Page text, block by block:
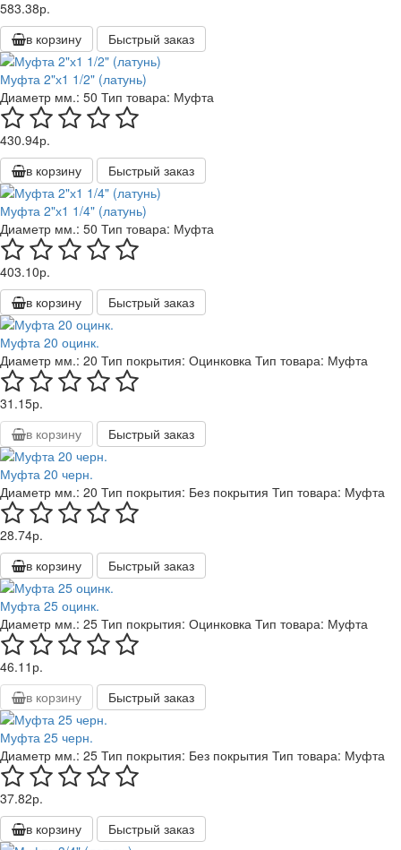
583.38р.
в корзину
Быстрый заказ
Муфта 2"х1 1/2" (латунь)
Диаметр мм.: 50 Тип товара: Муфта
430.94р.
в корзину
Быстрый заказ
Муфта 2"х1 1/4" (латунь)
Диаметр мм.: 50 Тип товара: Муфта
403.10р.
в корзину
Быстрый заказ
Муфта 20 оцинк.
Диаметр мм.: 20 Тип покрытия: Оцинковка Тип товара: Муфта
31.15р.
в корзину
Быстрый заказ
Муфта 20 черн.
Диаметр мм.: 20 Тип покрытия: Без покрытия Тип товара: Муфта
28.74р.
в корзину
Быстрый заказ
Муфта 25 оцинк.
Диаметр мм.: 25 Тип покрытия: Оцинковка Тип товара: Муфта
46.11р.
в корзину
Быстрый заказ
Муфта 25 черн.
Диаметр мм.: 25 Тип покрытия: Без покрытия Тип товара: Муфта
37.82р.
в корзину
Быстрый заказ